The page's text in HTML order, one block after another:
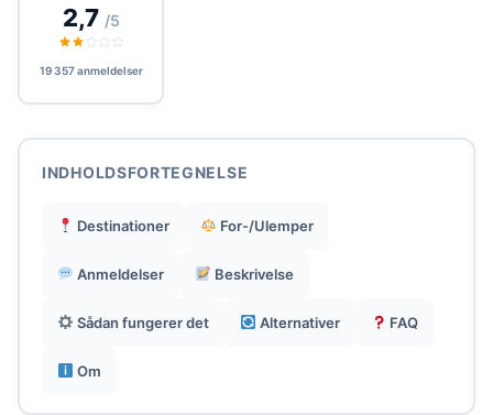
Hurtig opsætning: installation og aktivering af
eSIM på cirka 3 minutter via appen.
Kan bruges på flere typer eSIM-kompatible
enheder (smartphone, tablet, bærbar
bruge appen, hvilket styrker privatlivets fred.
automatisk stop ved periodens afslutning.
2,7 /5
19 357 anmeldelser
INDHOLDSFORTEGNELSE
Destinationer For-/Ulemper
Anmeldelser Beskrivelse
Sådan fungerer det Alternativer FAQ
Om